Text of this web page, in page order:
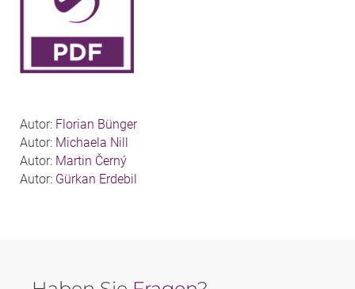
Autor: Florian Bünger
Autor: Michaela Nill
Autor: Martin Černý
Autor: Gürkan Erdebil